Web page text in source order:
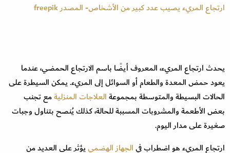
ارتجاع المريء يصيب عدد كبير من الأشخاص- المصدر freepik
يحدث ارتجاع المريء، المعروف أيضًا باسم الارتجاع الحمضي، عندما
يعود حمض المعدة والطعام أو السوائل إلى المريء. يمكن السيطرة على
الحالات البسيطة والمتوسطة بمجموعةالعلاجات المنزليةمع تجنب
بعض الأطعمة والمشروبات المسببة للحالة، كذلك يُنصح بتناول وجبات
صغيرة على مدار اليوم.
ارتجاع المريء هو اضطراب فيالجهاز الهضمييؤثر على العديد من